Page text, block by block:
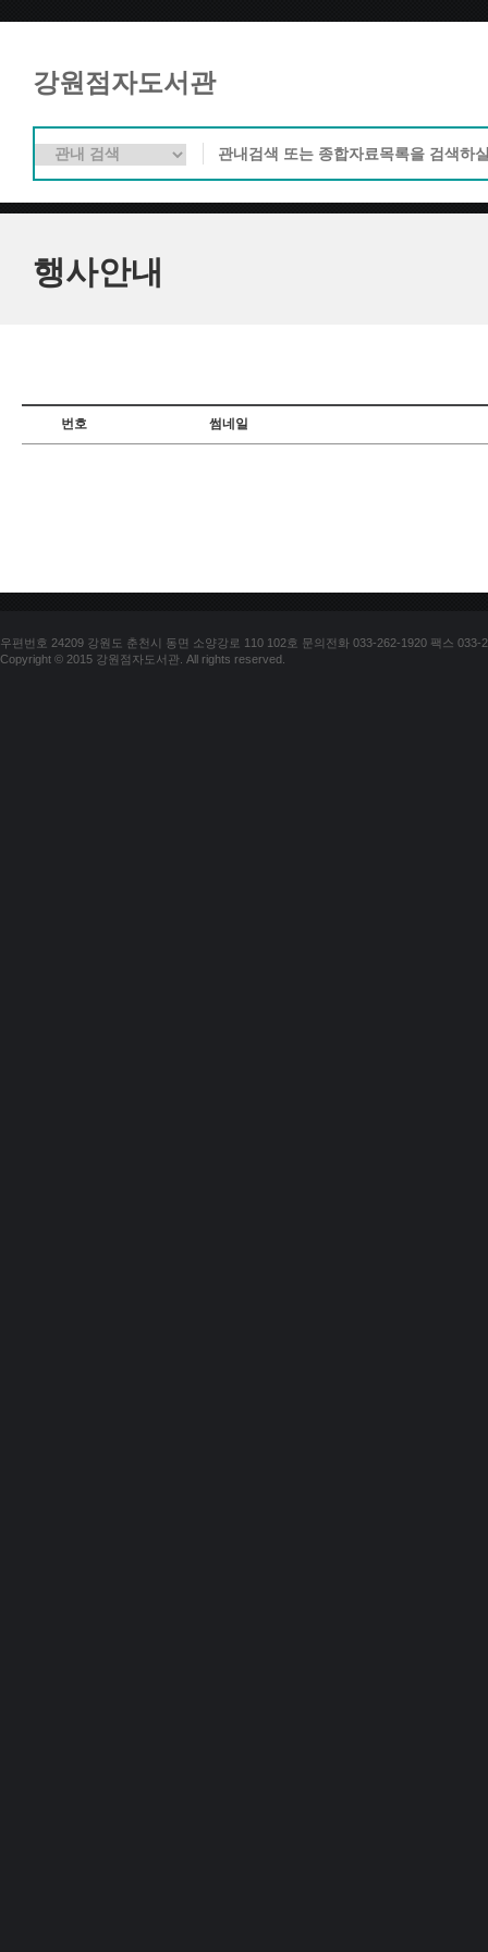
강원점자도서관
행사안내
번호 썸네일
우편번호 24209 강원도 춘천시 동면 소양강로 110 102호 문의전화 033-262-1920 팩스 033-
Copyright © 2015 강원점자도서관. All rights reserved.